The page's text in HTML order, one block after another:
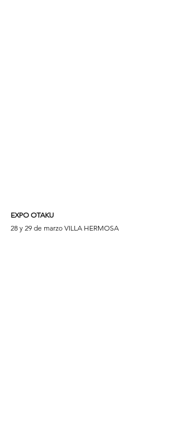
EXPO OTAKU
28 y 29 de marzo VILLA HERMOSA